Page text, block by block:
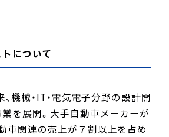
について
機械・IT・電気電子分野の設計開
を展開。大手自動車メーカーが
車関連の売上が７割以上を占め